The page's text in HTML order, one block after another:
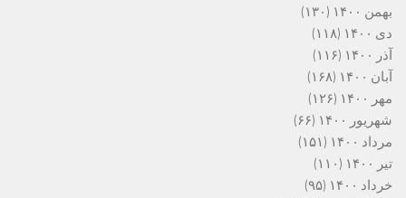
بهمن ۱۴۰۰
(۱۳۰)
دی ۱۴۰۰
(۱۱۸)
آذر ۱۴۰۰
(۱۱۶)
آبان ۱۴۰۰
(۱۶۸)
مهر ۱۴۰۰
(۱۲۶)
شهریور ۱۴۰۰
(۶۶)
مرداد ۱۴۰۰
(۱۵۱)
تیر ۱۴۰۰
(۱۱۰)
خرداد ۱۴۰۰
(۹۵)